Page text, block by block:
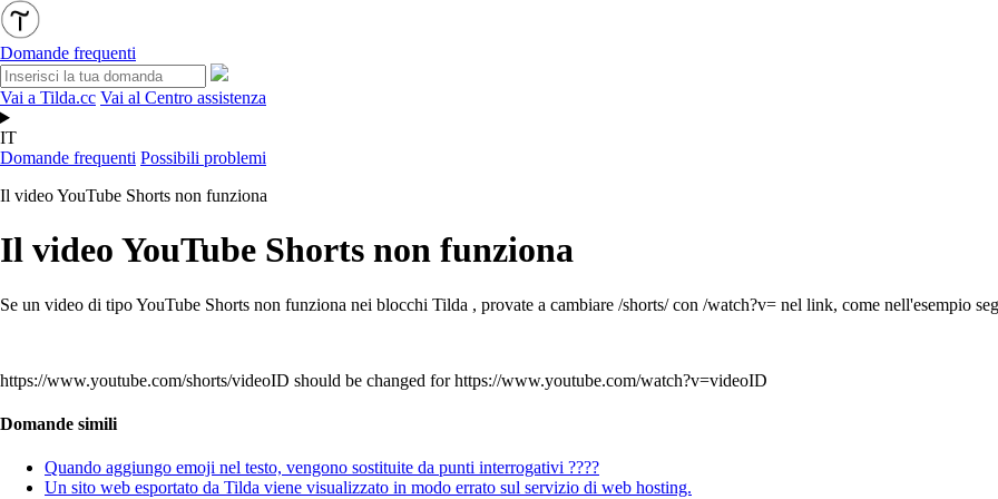
Domande frequenti
Vai a Tilda.cc Vai al Centro assistenza
IT
Domande frequenti Possibili problemi
Il video YouTube Shorts non funziona
Il video YouTube Shorts non funziona
Se un video di tipo YouTube Shorts non funziona nei blocchi Tilda , provate a cambiare /shorts/ con /watch?v= nel link, come nell'esempio
https://www.youtube.com/shorts/videoID should be changed for https://www.youtube.com/watch?v=videoID
Domande simili
Quando aggiungo emoji nel testo, vengono sostituite da punti interrogativi ????
Un sito web esportato da Tilda viene visualizzato in modo errato sul servizio di web hosting.